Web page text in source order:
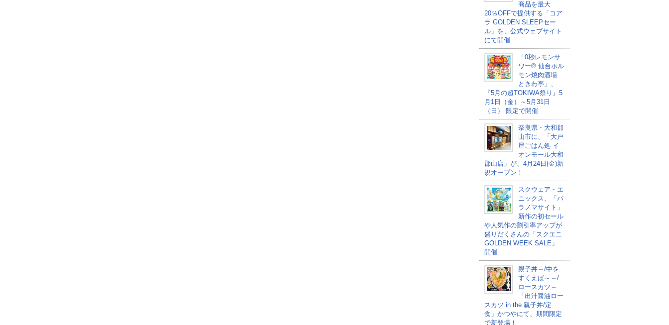
商品を最大
20％OFFで提供する「コア
ラ GOLDEN SLEEPセー
ル」を、公式ウェブサイト
にて開催
「0秒レモンサ
ワー® 仙台ホル
モン焼肉酒場
ときわ亭」、
『5月の超TOKIWA祭り』5
月1日（金）～5月31日
（日） 限定で開催
奈良県・大和郡
山市に、「大戸
屋ごはん処 イ
オンモール大和
郡山店」が、4月24日(金)新
規オープン！
スクウェア・エ
ニックス、「パ
ラノマサイト」
新作の初セール
や人気作の割引率アップが
盛りだくさんの「スクエニ
GOLDEN WEEK SALE」
開催
親子丼～/中を
すくえば～～/
ロースカツ～
「出汁醤油ロー
スカツ in the 親子丼/定
食」かつやにて、期間限定
で新登場！